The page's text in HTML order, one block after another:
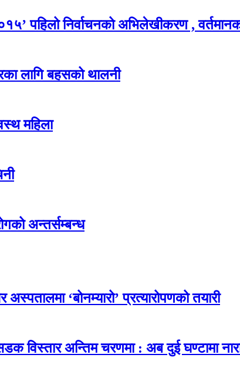
पहिलो निर्वाचनको अभिलेखीकरण ,
लागि बहसको थालनी
महिला
अन्तर्सम्बन्ध
अस्पतालमा ‘बोनम्यारो’ प्रत्यारोपणको तयारी
विस्तार अन्तिम चरणमा : अब दुई घण्टामा